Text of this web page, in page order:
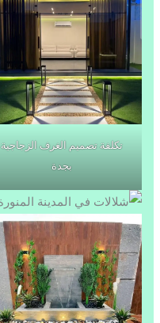
تكلفة تصميم الغرف الزجاجية
بجدة